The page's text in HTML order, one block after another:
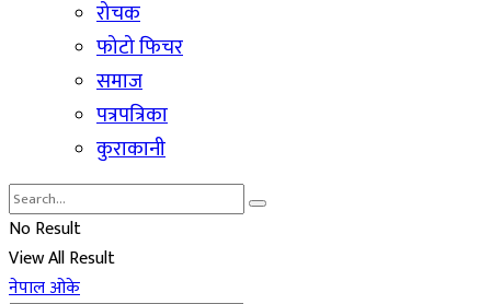
रोचक
फोटो फिचर
समाज
पत्रपत्रिका
कुराकानी
No Result
View All Result
नेपाल ओके